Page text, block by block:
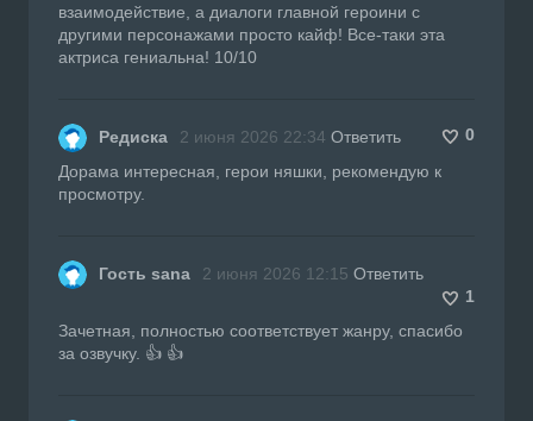
взаимодействие, а диалоги главной героини с
другими персонажами просто кайф! Все-таки эта
актриса гениальна! 10/10
Редиска 2 июня 2026 22:34 Ответить
0
Дорама интересная, герои няшки, рекомендую к
просмотру.
Гость sana 2 июня 2026 12:15 Ответить
1
Зачетная, полностью соответствует жанру, спасибо
за озвучку. 👍 👍